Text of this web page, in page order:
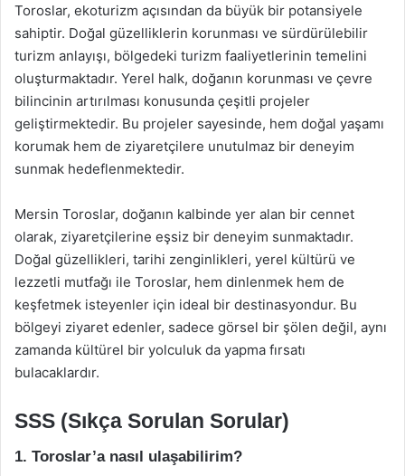
Toroslar, ekoturizm açısından da büyük bir potansiyele
sahiptir. Doğal güzelliklerin korunması ve sürdürülebilir
turizm anlayışı, bölgedeki turizm faaliyetlerinin temelini
oluşturmaktadır. Yerel halk, doğanın korunması ve çevre
bilincinin artırılması konusunda çeşitli projeler
geliştirmektedir. Bu projeler sayesinde, hem doğal yaşamı
korumak hem de ziyaretçilere unutulmaz bir deneyim
sunmak hedeflenmektedir.
Mersin Toroslar, doğanın kalbinde yer alan bir cennet
olarak, ziyaretçilerine eşsiz bir deneyim sunmaktadır.
Doğal güzellikleri, tarihi zenginlikleri, yerel kültürü ve
lezzetli mutfağı ile Toroslar, hem dinlenmek hem de
keşfetmek isteyenler için ideal bir destinasyondur. Bu
bölgeyi ziyaret edenler, sadece görsel bir şölen değil, aynı
zamanda kültürel bir yolculuk da yapma fırsatı
bulacaklardır.
SSS (Sıkça Sorulan Sorular)
1. Toroslar’a nasıl ulaşabilirim?